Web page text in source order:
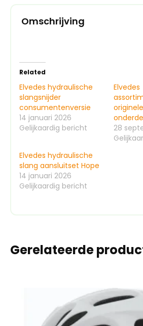
Omschrijving
Related
Elvedes hydraulische
slangsnijder
consumentenversie
14 januari 2026
Gelijkaardig bericht
Elvedes
28
Elvedes hydraulische
slang aansluitset Hope
14 januari 2026
Gelijkaardig bericht
Gerelateerde